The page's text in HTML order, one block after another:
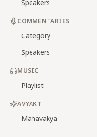
Speakers
COMMENTARIES
Category
Speakers
MUSIC
Playlist
AVYAKT
Mahavakya